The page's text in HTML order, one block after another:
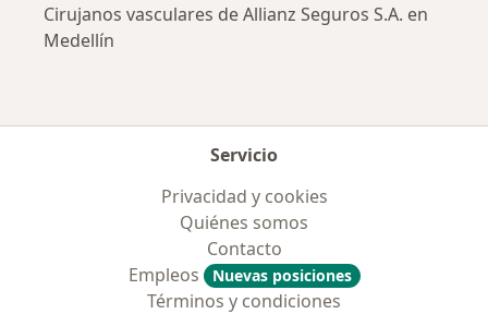
Cirujanos vasculares de Allianz Seguros S.A. en
Medellín
Servicio
Privacidad y cookies
Quiénes somos
Contacto
Empleos
Nuevas posiciones
Términos y condiciones